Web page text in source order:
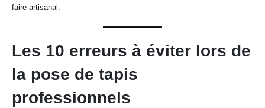
faire artisanal.
Les 10 erreurs à éviter lors de
la pose de tapis
professionnels